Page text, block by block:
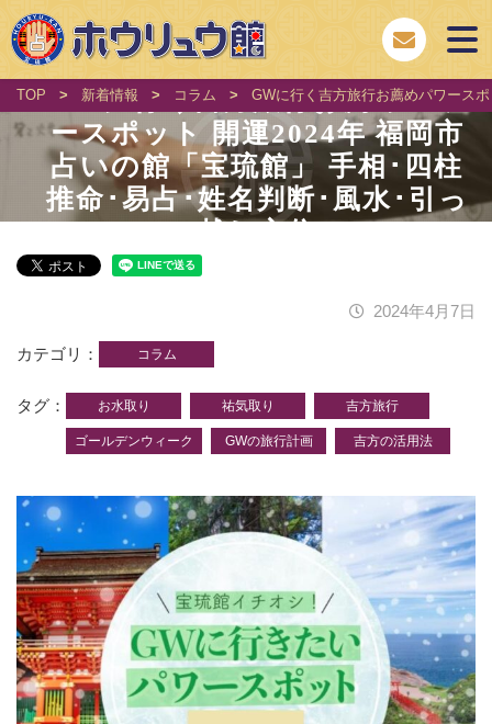
TOP > 新着情報 > コラム > GWに行く吉方旅行お薦めパワース
GWに行く吉方旅行お薦めパワ
ースポット 開運2024年 福岡市
占いの館「宝琉館」 手相･四柱
推命･易占･姓名判断･風水･引っ
2024年4月7日
カテゴリ コラム
タグ お水取り 祐気取り 吉方旅行
ゴールデンウィーク GWの旅行計画 吉方の活用法